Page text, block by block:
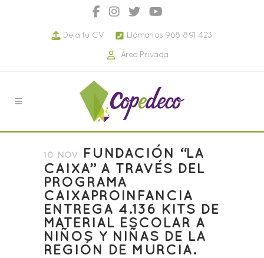
Deja tu CV Llámanos 968 891 423
Área Privada
10 NOV
FUNDACIÓN “LA
CAIXA” A TRAVÉS DEL
PROGRAMA
CAIXAPROINFANCIA
ENTREGA 4.136 KITS DE
MATERIAL ESCOLAR A
NIÑOS Y NIÑAS DE LA
REGIÓN DE MURCIA.